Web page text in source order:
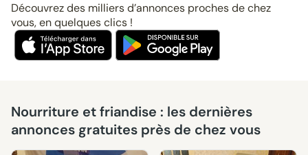
Découvrez des milliers d’annonces proches de chez
vous, en quelques clics !
Nourriture et friandise : les dernières
annonces gratuites près de chez vous